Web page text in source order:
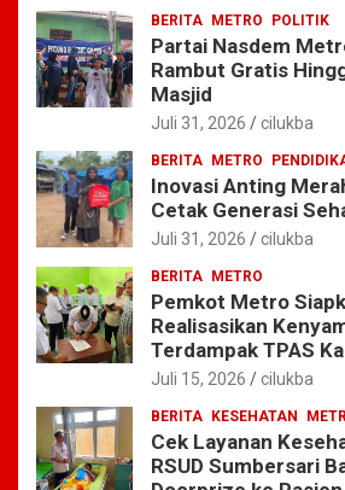
BERITA METRO POLITIK
Partai Nasdem
Rambut Gratis
Masjid
Juli 31, 2026 cilukba
BERITA METRO
Inovasi Anting
Cetak Generasi
Juli 31, 2026 cilukba
BERITA METRO
Pemkot Metro
Realisasikan
Terdampak TPAS
Juli 15, 2026 cilukba
BERITA KESEHATAN
Cek Layanan
RSUD Sumbersari